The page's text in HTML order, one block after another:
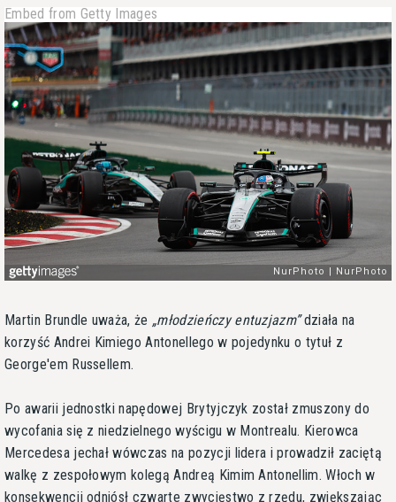
Embed from Getty Images
Martin Brundle uważa, że młodzieńczy entuzjazm działa na
korzyść Andrei Kimiego Antonellego w pojedynku o tytuł z
George'em Russellem.
Po awarii jednostki napędowej Brytyjczyk został zmuszony do
wycofania się z niedzielnego wyścigu w Montrealu. Kierowca
Mercedesa jechał wówczas na pozycji lidera i prowadził zaciętą
walkę z zespołowym kolegą Andreą Kimim Antonellim. Włoch w
konsekwencji odniósł czwarte zwycięstwo z rzędu, zwiększając